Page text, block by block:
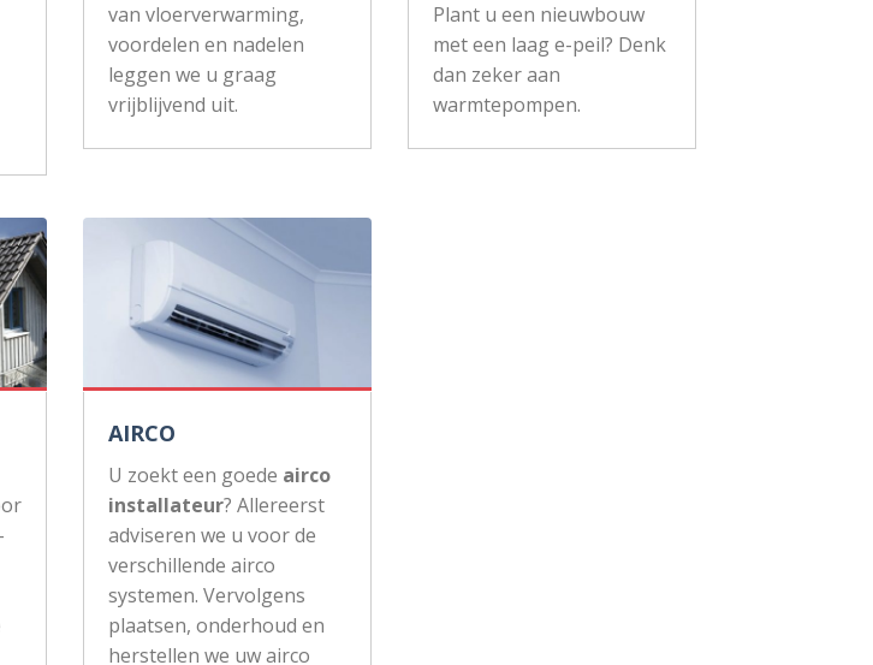
van vloerverwarming,
voordelen en nadelen
leggen we u graag
vrijblijvend uit.
Plant u een nieuwbouw
met een laag e-peil? Denk
dan zeker aan
warmtepompen.
AIRCO
U zoekt een goede airco
installateur? Allereerst
adviseren we u voor de
verschillende airco
systemen. Vervolgens
plaatsen, onderhoud en
herstellen we uw airco